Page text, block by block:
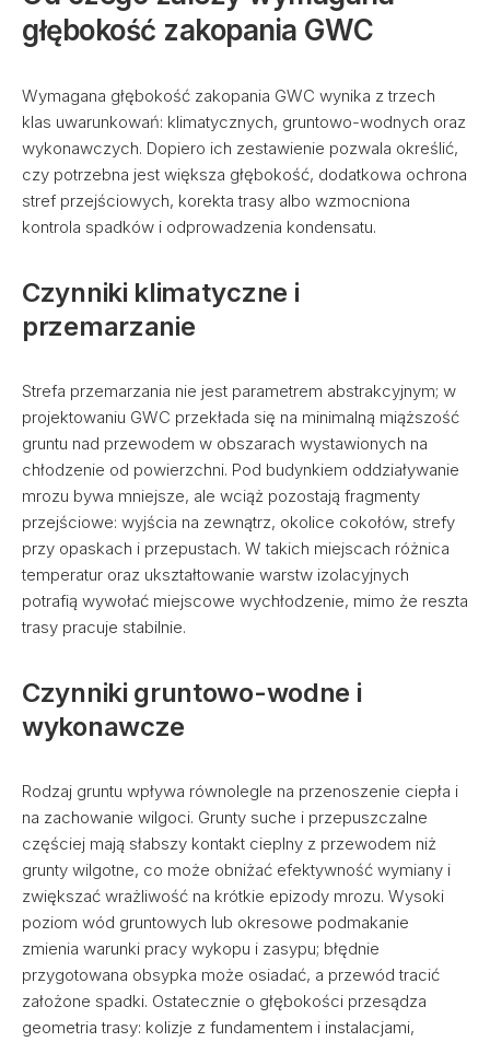
głębokość zakopania GWC
Wymagana głębokość zakopania GWC wynika z trzech
klas uwarunkowań: klimatycznych, gruntowo-wodnych oraz
wykonawczych. Dopiero ich zestawienie pozwala określić,
czy potrzebna jest większa głębokość, dodatkowa ochrona
stref przejściowych, korekta trasy albo wzmocniona
kontrola spadków i odprowadzenia kondensatu.
Czynniki klimatyczne i
przemarzanie
Strefa przemarzania nie jest parametrem abstrakcyjnym; w
projektowaniu GWC przekłada się na minimalną miąższość
gruntu nad przewodem w obszarach wystawionych na
chłodzenie od powierzchni. Pod budynkiem oddziaływanie
mrozu bywa mniejsze, ale wciąż pozostają fragmenty
przejściowe: wyjścia na zewnątrz, okolice cokołów, strefy
przy opaskach i przepustach. W takich miejscach różnica
temperatur oraz ukształtowanie warstw izolacyjnych
potrafią wywołać miejscowe wychłodzenie, mimo że reszta
trasy pracuje stabilnie.
Czynniki gruntowo-wodne i
wykonawcze
Rodzaj gruntu wpływa równolegle na przenoszenie ciepła i
na zachowanie wilgoci. Grunty suche i przepuszczalne
częściej mają słabszy kontakt cieplny z przewodem niż
grunty wilgotne, co może obniżać efektywność wymiany i
zwiększać wrażliwość na krótkie epizody mrozu. Wysoki
poziom wód gruntowych lub okresowe podmakanie
zmienia warunki pracy wykopu i zasypu; błędnie
przygotowana obsypka może osiadać, a przewód tracić
założone spadki. Ostatecznie o głębokości przesądza
geometria trasy: kolizje z fundamentem i instalacjami,